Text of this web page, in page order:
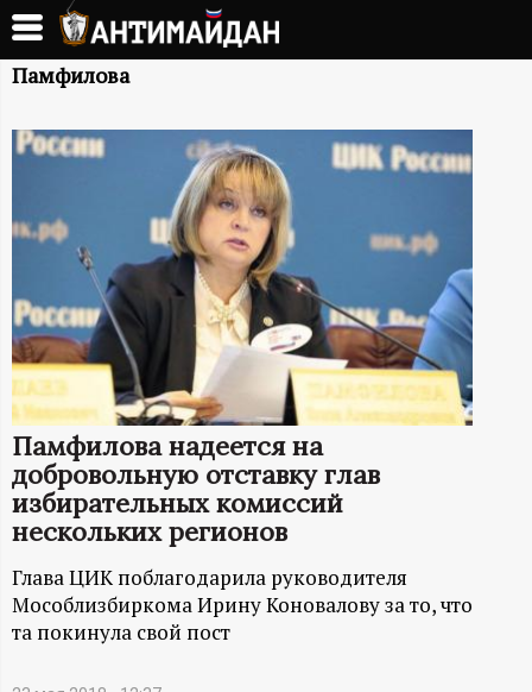
Перейти
основному
А
Н
И
М
А
Й
Д
А
Н
-
Памфилова
Памфилова надеется на
добровольную отставку глав
избирательных комиссий
нескольких регионов
Глава ЦИК поблагодарила руководителя
Мособлизбиркома Ирину Коновалову за то, что
та покинула свой пост